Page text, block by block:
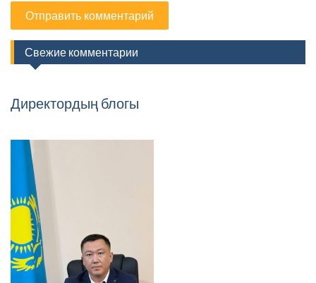
Свежие комментарии
Директордың блогы